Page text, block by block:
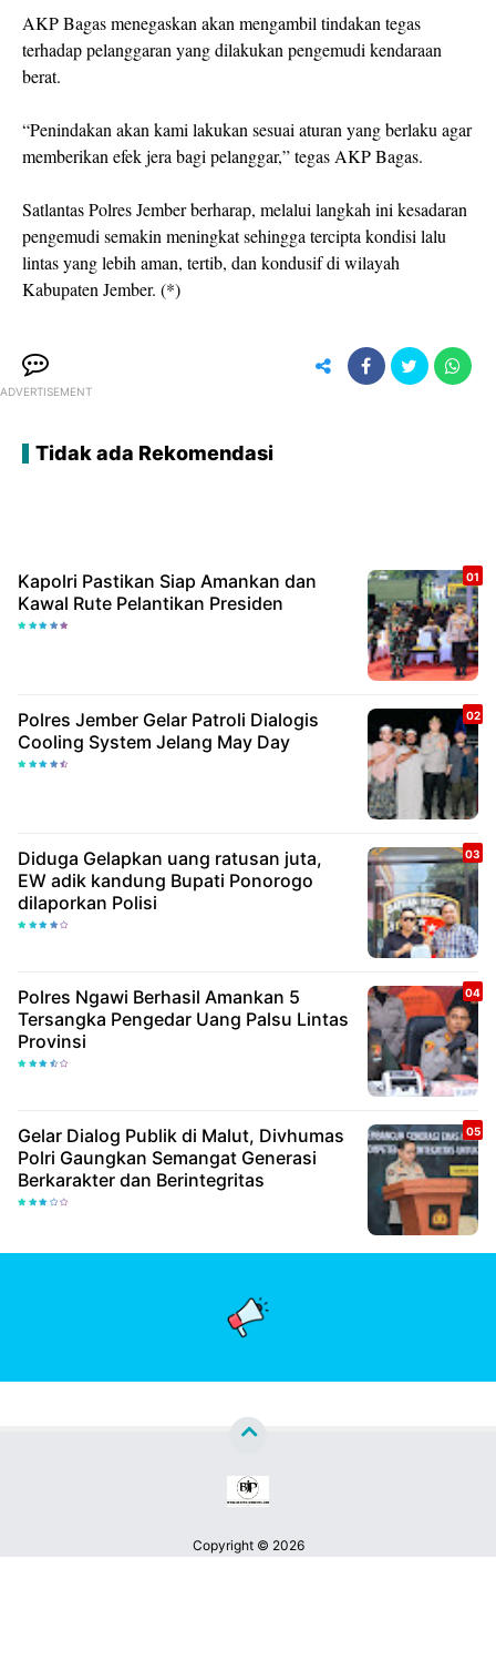
AKP Bagas menegaskan akan mengambil tindakan tegas
terhadap pelanggaran yang dilakukan pengemudi kendaraan
berat.
“Penindakan akan kami lakukan sesuai aturan yang berlaku agar
memberikan efek jera bagi pelanggar,” tegas AKP Bagas.
Satlantas Polres Jember berharap, melalui langkah ini kesadaran
pengemudi semakin meningkat sehingga tercipta kondisi lalu
lintas yang lebih aman, tertib, dan kondusif di wilayah
Kabupaten Jember. (*)
ADVERTISEMENT
Tidak ada Rekomendasi
Kapolri Pastikan Siap Amankan dan
Kawal Rute Pelantikan Presiden
Polres Jember Gelar Patroli Dialogis
Cooling System Jelang May Day
Diduga Gelapkan uang ratusan juta,
EW adik kandung Bupati Ponorogo
dilaporkan Polisi
Polres Ngawi Berhasil Amankan 5
Tersangka Pengedar Uang Palsu Lintas
Provinsi
Gelar Dialog Publik di Malut, Divhumas
Polri Gaungkan Semangat Generasi
Berkarakter dan Berintegritas
Copyright © 2026
Berita Jatim Pos™